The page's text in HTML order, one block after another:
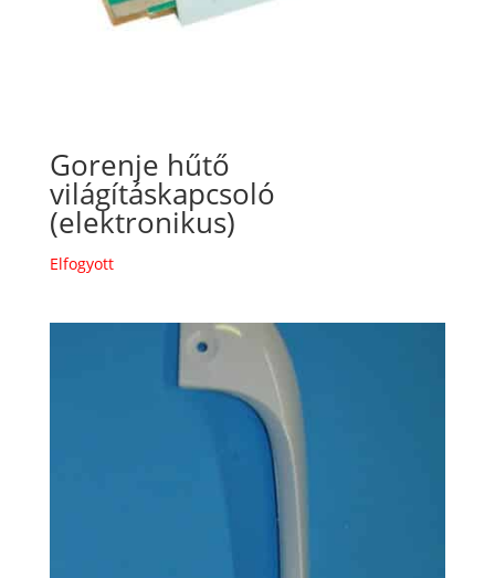
Gorenje hűtő
világításkapcsoló
(elektronikus)
Elfogyott